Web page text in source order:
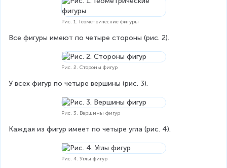
Рис. 1. Геометрические фигуры
Все фигуры имеют по четыре стороны (рис. 2).
Рис. 2. Стороны фигур
У всех фигур по четыре вершины (рис. 3).
Рис. 3. Вершины фигур
Каждая из фигур имеет по четыре угла (рис. 4).
Рис. 4. Углы фигур